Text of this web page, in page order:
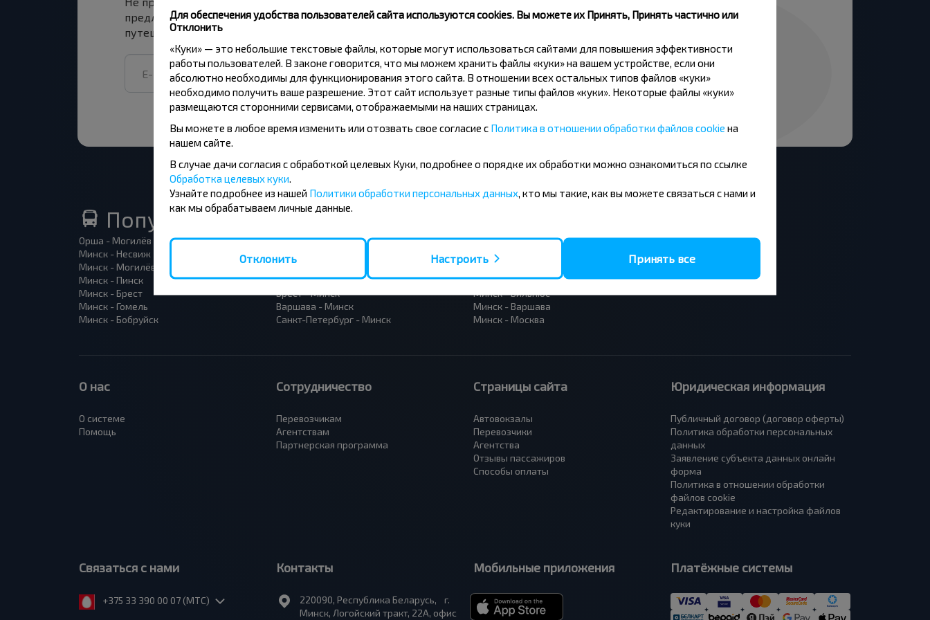
предложения INFOBUS. Подпишись на получение новостей и
путешествуй с нами дешевле!
Подписаться
Популярные автобусные направления
Орша - Могилёв
Минск - Несвиж
Минск - Могилёв
Минск - Пинск
Минск - Брест
Минск - Гомель
Минск - Бобруйск
Минск - Барановичи
Брест - Тересполь
Брест - Беловежская Пуща
Брест - Минск
Варшава - Минск
Санкт-Петербург - Минск
Вильнюс - Минск
Москва - Минск
Полоцк - Рига
Москва - Брест
Минск - Вильнюс
Минск - Варшава
Минск - Москва
Москва - Барановичи
Брест - Люблин
Брест - Варшава
О нас
О системе
Помощь
Сотрудничество
Перевозчикам
Агентствам
Партнерская программа
Страницы сайта
Автовокзалы
Перевозчики
Агентства
Отзывы пассажиров
Способы оплаты
Юридическая информация
Публичный договор (договор оферты)
Политика обработки персональных
данных
Заявление субъекта данных онлайн
форма
Политика в отношении обработки
файлов cookie
Редактирование и настройка файлов
куки
Связаться с нами
+375 33 390 00 07 (МТС)
Контакты
220090, Республика Беларусь, г.
Минск, Логойский тракт, 22А, офис
Мобильные приложения Платёжные системы
Для обеспечения удобства пользователей сайта используются cookies. Вы можете их Принять, Принять частично или
Отклонить
«Куки» — это небольшие текстовые файлы, которые могут использоваться сайтами для повышения эффективности
работы пользователей. В законе говорится, что мы можем хранить файлы «куки» на вашем устройстве, если они
абсолютно необходимы для функционирования этого сайта. В отношении всех остальных типов файлов «куки»
необходимо получить ваше разрешение. Этот сайт использует разные типы файлов «куки». Некоторые файлы «куки»
размещаются сторонними сервисами, отображаемыми на наших страницах.
Вы можете в любое время изменить или отозвать свое согласие с Политика в отношении обработки файлов cookie на
нашем сайте.
В случае дачи согласия с обработкой целевых Куки, подробнее о порядке их обработки можно ознакомиться по ссылке
Обработка целевых куки
Узнайте подробнее из нашей Политики обработки персональных данных , кто мы такие, как вы можете связаться с нами и
как мы обрабатываем личные данные.
Отклонить Настроить Принять все